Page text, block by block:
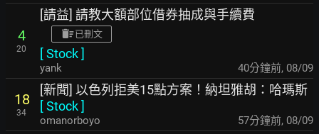
4
20
[請益] 請教大額部位借券抽成與手續費
已刪文
[Stock]
yank 40分鐘前, 08/09
18
34
[新聞] 以色列拒美15點方案！納坦雅胡：哈瑪斯
[Stock]
omanorboyo 57分鐘前, 08/09